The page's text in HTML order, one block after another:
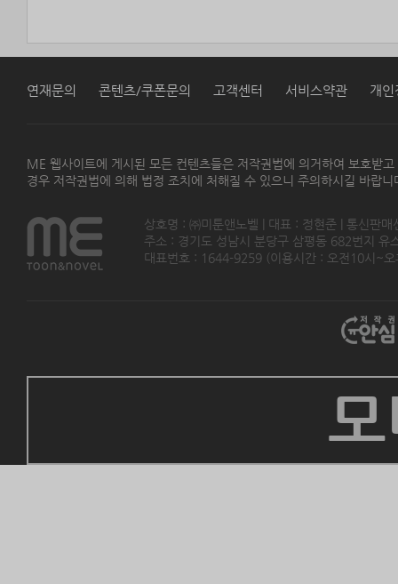
연재문의 콘텐츠/쿠폰문의 고객센터 서비스약관 개인
ME 웹사이트에 게시된 모든 컨텐츠들은 저작권법에 의거하여 보호받
경우 저작권법에 의해 법정 조치에 처해질 수 있으니 주의하시길 바랍니
상호명 : ㈜미툰앤노벨 | 대표 : 정현준 | 통신판
주소 : 경기도 성남시 분당구 삼평동 682번지
대표번호 : 1644-9259 (이용시간 : 오전10시~